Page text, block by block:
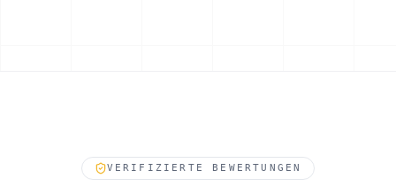
VERIFIZIERTE BEWERTUNGEN